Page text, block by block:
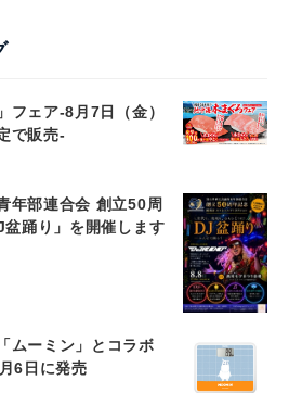
フェア-8月7日（金）
で販売-
年部連合会 創立50周
踊り」を開催します
ムーミン」とコラボ
6日に発売